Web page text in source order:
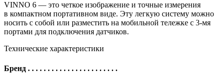
VINNO 6 — это четкое изображение и точные измерения
в компактном портативном виде. Эту легкую систему можно
носить с собой или разместить на мобильной тележке с 3-мя
портами для подключения датчиков.
Технические характеристики
Бренд . . . . . . . . . . . . . . . . . . . . . . .